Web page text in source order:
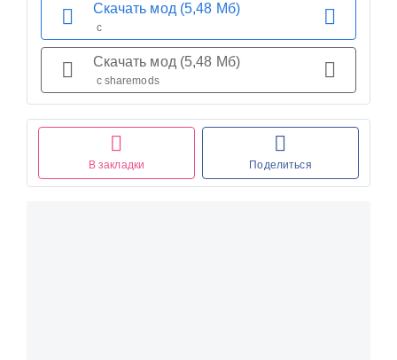
В закладки Поделиться
Скачать мод (5,48 Мб)
с
Скачать мод (5,48 Мб)
с sharemods